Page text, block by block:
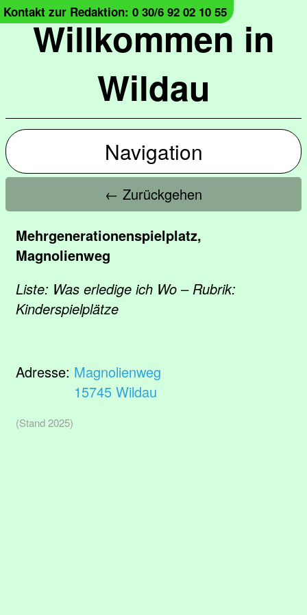
Willkommen in
Wildau
Kontakt zur Redaktion: 0 30/6 92 02 10 55
Navigation
← Zurückgehen
Mehrgenerationenspielplatz,
Magnolienweg
Liste: Was erledige ich Wo – Rubrik:
Kinderspielplätze
Adresse: Magnolienweg
15745 Wildau
(Stand 2025)